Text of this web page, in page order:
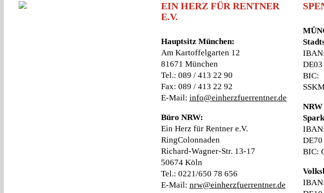
EIN HERZ FÜR RENTNER
E.V.
Hauptsitz München:
Am Kartoffelgarten 12
81671 München
Tel.: 089 / 413 22 90
Fax: 089 / 413 22 92
E-Mail: info@einherzfuerrentner.de
Büro NRW:
Ein Herz für Rentner e.V.
RingColonnaden
Richard-Wagner-Str. 13-17
50674 Köln
Tel.: 0221/650 78 656
E-Mail: nrw@einherzfuerrentner.de
BIC:
NRW
BIC: